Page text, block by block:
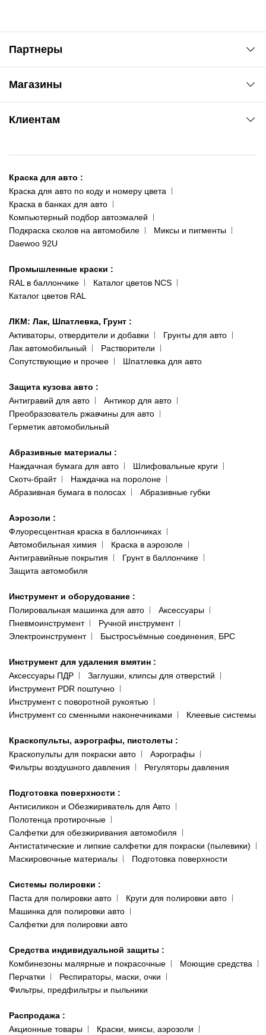
Магазины
ул. Рабочая, 2-а
093 611-39-23
(ориентир: Интайм №40)
Одесса
пр-т Акад. Глушко, 29
066 554-97-70
Клиентам
Доставка и оплата
Сотрудничество
Наши публикации
Публичная оферта
Политика конфиденциальности
Партнеры
Краска для авто :
Краска для авто по коду и номеру цвета
Краска в банках для авто
Компьютерный подбор автоэмалей
Подкраска сколов на автомобиле
Миксы и пигменты
Daewoo 92U
Промышленные краски :
RAL в баллончике
Каталог цветов NCS
Каталог цветов RAL
ЛКМ: Лак, Шпатлевка, Грунт :
Активаторы, отвердители и добавки
Грунты для авто
Лак автомобильный
Растворители
Сопутствующие и прочее
Шпатлевка для авто
Защита кузова авто :
Антигравий для авто
Антикор для авто
Преобразователь ржавчины для авто
Герметик автомобильный
Абразивные материалы :
Наждачная бумага для авто
Шлифовальные круги
Скотч-брайт
Наждачка на поролоне
Абразивная бумага в полосах
Абразивные губки
Аэрозоли :
Флуоресцентная краска в баллончиках
Автомобильная химия
Краска в аэрозоле
Антигравийные покрытия
Грунт в баллончике
Защита автомобиля
Инструмент и оборудование :
Полировальная машинка для авто
Аксессуары
Пневмоинструмент
Ручной инструмент
Электроинструмент
Быстросъёмные соединения, БРС
Инструмент для удаления вмятин :
Аксессуары ПДР
Заглушки, клипсы для отверстий
Инструмент PDR поштучно
Инструмент с поворотной рукоятью
Инструмент со сменными наконечниками
Клеевые системы
Краскопульты, аэрографы, пистолеты :
Краскопульты для покраски авто
Аэрографы
Фильтры воздушного давления
Регуляторы давления
Подготовка поверхности :
Антисиликон и Обезжириватель для Авто
Полотенца протирочные
Салфетки для обезжиривания автомобиля
Антистатические и липкие салфетки для покраски (пылевики)
Маскировочные материалы
Подготовка поверхности
Системы полировки :
Паста для полировки авто
Круги для полировки авто
Машинка для полировки авто
Салфетки для полировки авто
Средства индивидуальной защиты :
Комбинезоны малярные и покрасочные
Моющие средства
Перчатки
Респираторы, маски, очки
Фильтры, предфильтры и пыльники
Распродажа :
Акционные товары
Краски, миксы, аэрозоли